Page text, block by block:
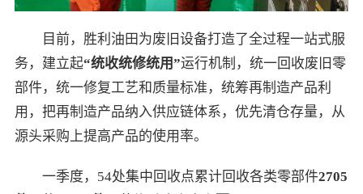
目前，胜利油田为废旧设备打造了全过程一站式服
务，建立起“统收统修统用”运行机制，统一回收废旧零
部件，统一修复工艺和质量标准，统筹再制造产品利
用，把再制造产品纳入供应链体系，优先清仓存量，从
源头采购上提高产品的使用率。
一季度，54处集中回收点累计回收各类零部件2705